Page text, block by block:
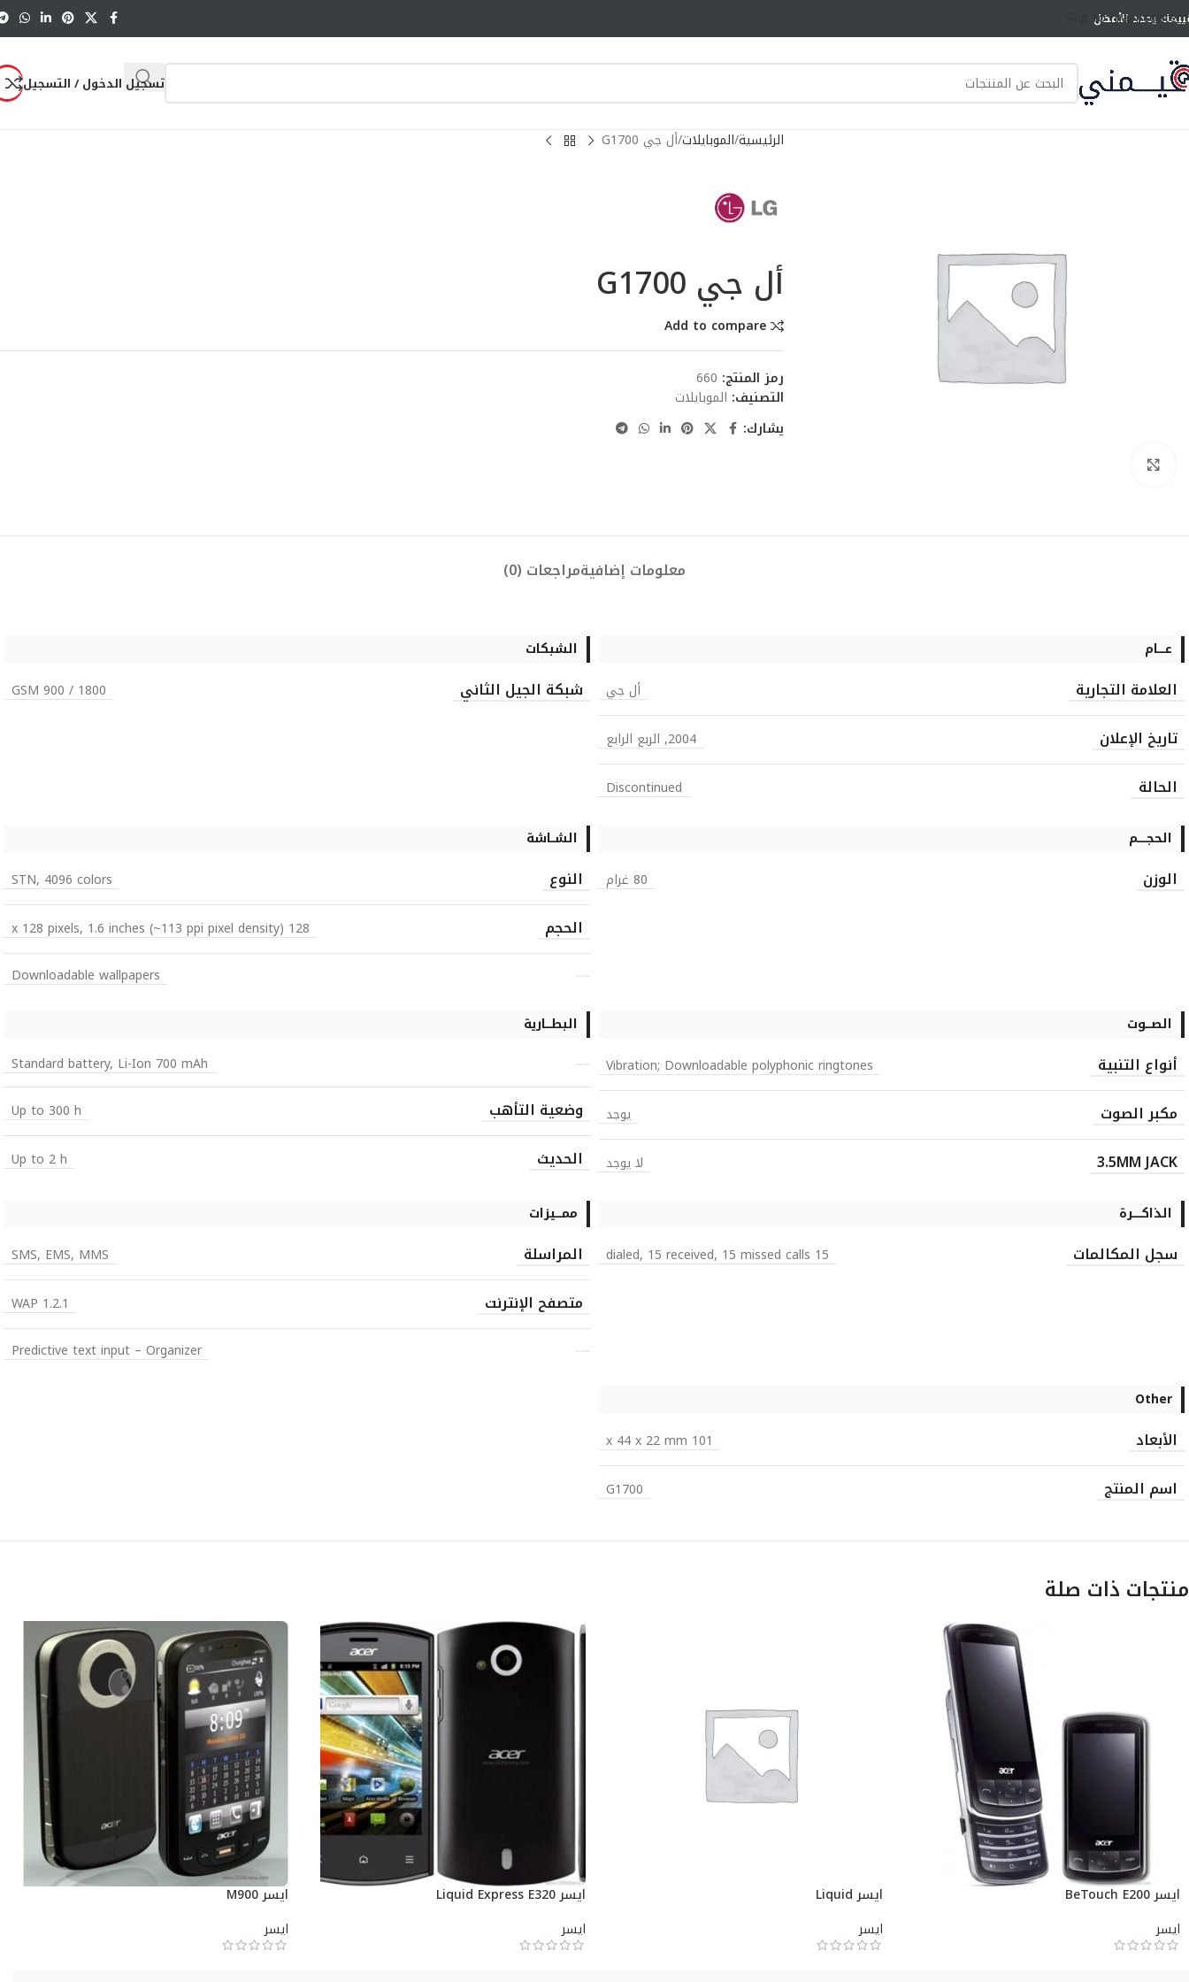
Skip to main content
يحدد الأفضل
تسجيل الدخول / التسجيل
الرئيسية الموبايلاتأل جي G1700
أل جي G1700
Add to compare
رمز المنتج: 660
التصنيف: الموبايلات
يشارك:
معلومات إضافيةمراجعات (0)
عــــام
العلامة التجارية أل جي
تاريخ الإعلان 2004, الربع الرابع
الحالة Discontinued
الشبكات
شبكة الجيل الثاني GSM 900 / 1800
الحجـــــم
الوزن 80 غرام
الشــاشة
النوع STN, 4096 colors
الحجم
128 x 128 pixels, 1.6 inches (~113 ppi pixel density)
Downloadable wallpapers
الصـــوت
أنواع التنبية Vibration; Downloadable polyphonic ringtones
مكبر الصوت يوجد
3.5MM JACK لا يوجد
البطـــارية
Standard battery, Li-Ion 700 mAh
وضعية التأهب Up to 300 h
الحديث Up to 2 h
الذاكـــــرة
سجل المكالمات 15 dialed, 15 received, 15 missed calls
ممـــيزات
المراسلة SMS, EMS, MMS
متصفح الإنترنت
WAP 1.2.1
Predictive text input – Organizer
Other
الأبعاد 101 x 44 x 22 mm
اسم المنتج G1700
منتجات ذات صلة
ايسر BeTouch E200
ايسر
ايسر Liquid
ايسر
ايسر Liquid Express E320
ايسر
ايسر M900
ايسر